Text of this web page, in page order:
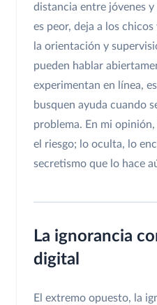
distancia entre jóvenes
es peor, deja a los
la orientación y
pueden hablar
experimentan en línea,
busquen ayuda cuando
problema. En mi
el riesgo; lo oculta, lo
secretismo que lo hace
La ignorancia
digital
El extremo opuesto, la